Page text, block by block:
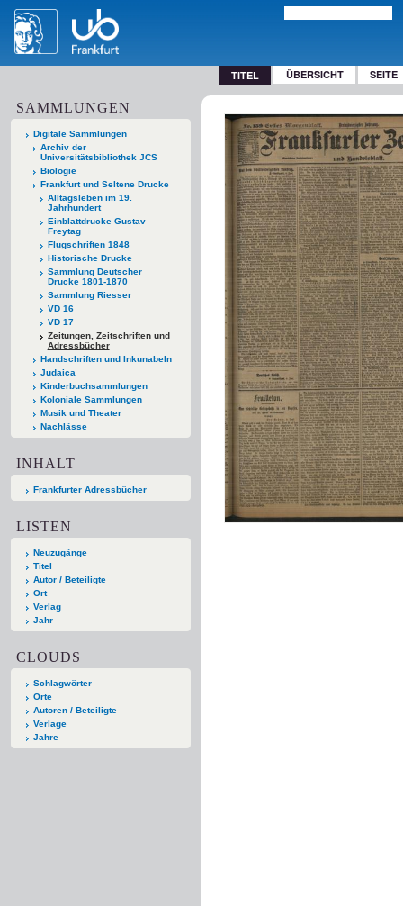
TITEL ÜBERSICHT SEITE
SAMMLUNGEN
Digitale Sammlungen
Archiv der
Universitätsbibliothek JCS
Biologie
Frankfurt und Seltene Drucke
Alltagsleben im 19.
Jahrhundert
Einblattdrucke Gustav
Freytag
Flugschriften 1848
Historische Drucke
Sammlung Deutscher
Drucke 1801-1870
Sammlung Riesser
VD 16
VD 17
Zeitungen, Zeitschriften und
Adressbücher
Handschriften und Inkunabeln
Judaica
Kinderbuchsammlungen
Koloniale Sammlungen
Musik und Theater
Nachlässe
INHALT
Frankfurter Adressbücher
LISTEN
Neuzugänge
Titel
Autor / Beteiligte
Ort
Verlag
Jahr
CLOUDS
Schlagwörter
Orte
Autoren / Beteiligte
Verlage
Jahre